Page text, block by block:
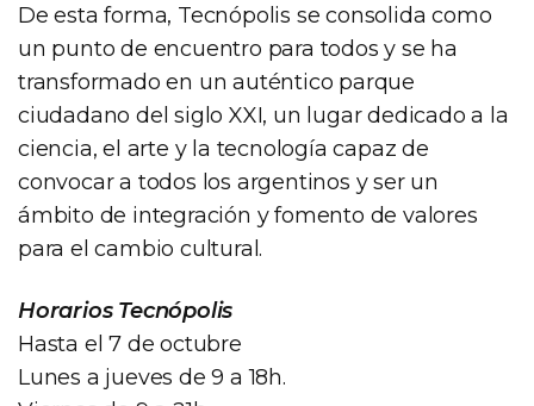
De esta forma, Tecnópolis se consolida como
un punto de encuentro para todos y se ha
transformado en un auténtico parque
ciudadano del siglo XXI, un lugar dedicado a la
ciencia, el arte y la tecnología capaz de
convocar a todos los argentinos y ser un
ámbito de integración y fomento de valores
para el cambio cultural.
Horarios Tecnópolis
Hasta el 7 de octubre
Lunes a jueves de 9 a 18h.